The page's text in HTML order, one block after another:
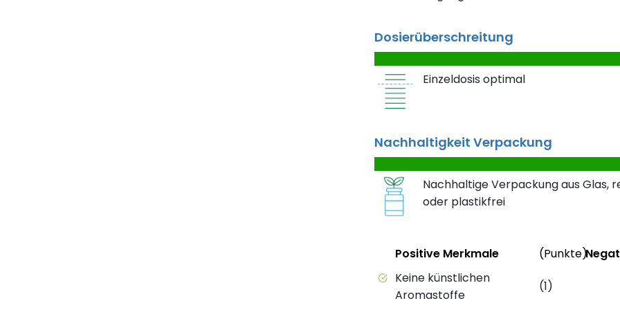
Dosierüberschreitung
Einzeldosis optimal
Nachhaltigkeit Verpackung
Nachhaltige Verpackung aus Glas,
oder plastikfrei
Positive Merkmale des Produkts mit
StatusPositive Merkmale (Punkte)
Keine künstlichen
Aromastoffe
(1)
Status